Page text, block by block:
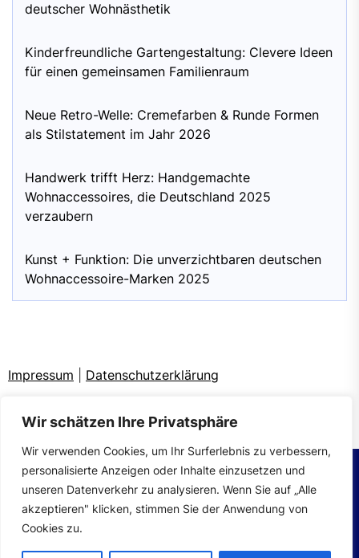
Wir schätzen Ihre Privatsphäre
Wir verwenden Cookies, um Ihr Surferlebnis zu verbessern,
personalisierte Anzeigen oder Inhalte einzusetzen und
unseren Datenverkehr zu analysieren. Wenn Sie auf „Alle
akzeptieren" klicken, stimmen Sie der Anwendung von
Cookies zu.
deutscher Wohnästhetik
Kinderfreundliche Gartengestaltung: Clevere Ideen
für einen gemeinsamen Familienraum
Neue Retro-Welle: Cremefarben & Runde Formen
als Stilstatement im Jahr 2026
Handwerk trifft Herz: Handgemachte
Wohnaccessoires, die Deutschland 2025
verzaubern
Kunst + Funktion: Die unverzichtbaren deutschen
Wohnaccessoire-Marken 2025
Impressum Datenschutzerklärung
Copyright © 2026wohntrends.All rights reserved.
Theme: Mahalo By